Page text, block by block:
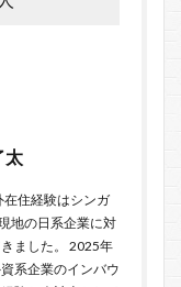
太
住経験はシンガ
地の日系企業に対
ました。 2025年
系企業のインバウ